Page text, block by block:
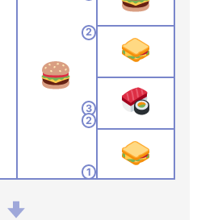
2
2
3
1